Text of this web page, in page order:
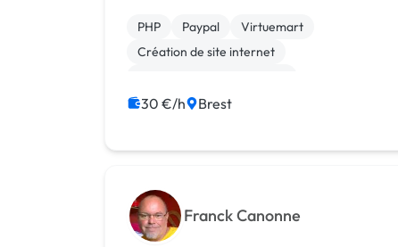
type de sites web, sites vitrines ou sites
dynamiques de gestion de contenus : sites
PHP Paypal
Virtuemart
Création de site internet
Experience utilisateur
Migration ou refonte de site
30 €/h Brest
Franck Canonne